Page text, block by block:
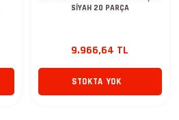
SİYAH 20 PARÇA
9.966,64 TL
STOKTA YOK